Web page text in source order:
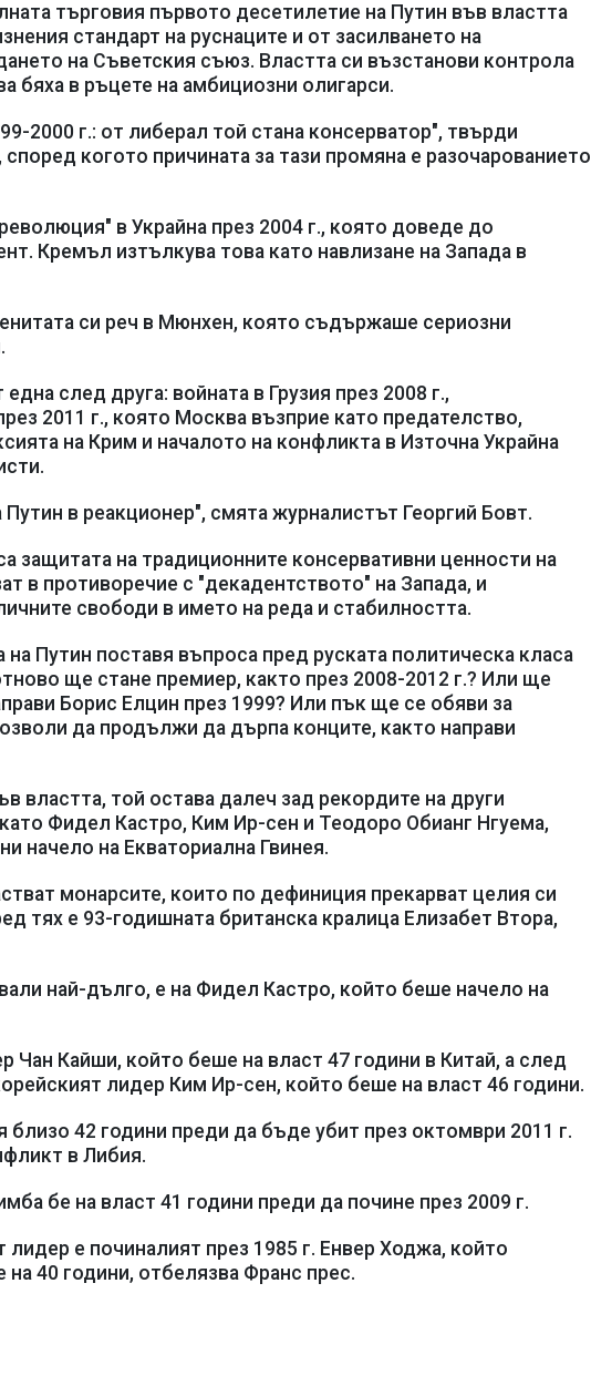
търговия първото десетилетие на Путин във властта
стандарт на руснаците и от засилването на
на Съветския съюз. Властта си възстанови контрола
бяха в ръцете на амбициозни олигарси.
2000 г.: от либерал той стана консерватор", твърди
когото причината за тази промяна е разочарованието
в Украйна през 2004 г., която доведе до
Кремъл изтълкува това като навлизане на Запада в
си реч в Мюнхен, която съдържаше сериозни
след друга: войната в Грузия през 2008 г.,
2011 г., която Москва възприе като предателство,
на Крим и началото на конфликта в Източна Украйна
в реакционер", смята журналистът Георгий Бовт.
защитата на традиционните консервативни ценности на
в противоречие с "декадентството" на Запада, и
свободи в името на реда и стабилността.
Путин поставя въпроса пред руската политическа класа
ще стане премиер, както през 2008-2012 г.? Или ще
Борис Елцин през 1999? Или пък ще се обяви за
да продължи да дърпа конците, както направи
властта, той остава далеч зад рекордите на други
Фидел Кастро, Ким Ир-сен и Теодоро Обианг Нгуема,
начело на Екваториална Гвинея.
монарсите, които по дефиниция прекарват целия си
тях е 93-годишната британска кралица Елизабет Втора,
най-дълго, е на Фидел Кастро, който беше начело на
Чан Кайши, който беше на власт 47 години в Китай, а след
лидер Ким Ир-сен, който беше на власт 46 години.
42 години преди да бъде убит през октомври 2011 г.
в Либия.
бе на власт 41 години преди да почине през 2009 г.
лидер е починалият през 1985 г. Енвер Ходжа, който
40 години, отбелязва Франс прес.